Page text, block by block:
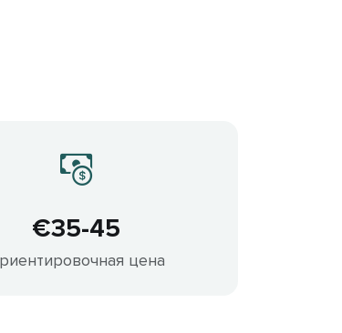
€35-45
цена